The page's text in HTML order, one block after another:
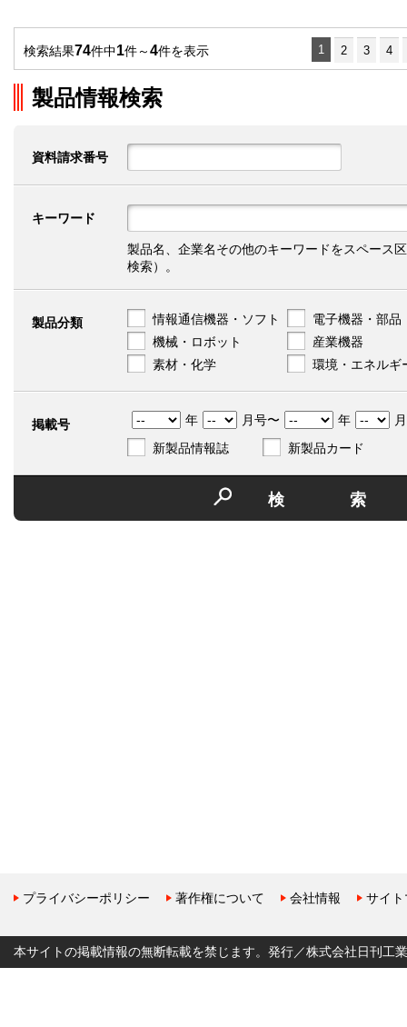
検索結果74件中1件～4件を表示 1 2 3 4
製品情報検索
資料請求番号
キーワード
製品名、企業名その他のキーワードをスペース
検索）。
製品分類 情報通信機器・ソフト
電子機器・部品
機械・ロボット
産業機器
素材・化学
環境・エネルギ
掲載号 年 月号〜 年
新製品情報誌
新製品カード
検
プライバシーポリシー 著作権について 会社情報 サイ
本サイトの掲載情報の無断転載を禁じます。発行／株式会社日刊